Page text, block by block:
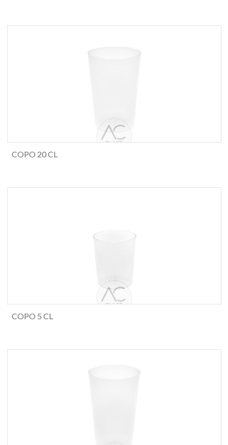
COPO 20 CL
COPO 5 CL